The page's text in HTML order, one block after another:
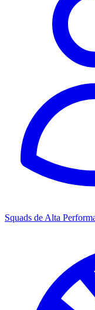
Squads de Alta